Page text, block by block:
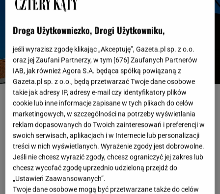
Elninho, fot. shutterstock/autor
Kawa to napój, który towarzyszy nam każdego dnia,
dostarczając nie tylko energii, ale i przyjemności z jej
smaku oraz aromatu. Istnieje wiele sposobów na jej
przygotowanie, a każdy z nich wydobywa inny
charakter tego napoju. Wśród popularnych metod
parzenia kawy wyróżniają się te tradycyjne, jak
Droga Użytkowniczko, Drogi Użytkowniku,
jeśli wyrazisz zgodę klikając „Akceptuję”, Gazeta.pl sp. z o.o.
oraz jej Zaufani Partnerzy, w tym [676] Zaufanych Partnerów
IAB, jak również Agora S.A. będąca spółką powiązaną z
Gazeta.pl sp. z o.o., będą przetwarzać Twoje dane osobowe
takie jak adresy IP, adresy e-mail czy identyfikatory plików
cookie lub inne informacje zapisane w tych plikach do celów
marketingowych, w szczególności na potrzeby wyświetlania
reklam dopasowanych do Twoich zainteresowań i preferencji w
swoich serwisach, aplikacjach i w Internecie lub personalizacji
treści w nich wyświetlanych. Wyrażenie zgody jest dobrowolne.
Jeśli nie chcesz wyrazić zgody, chcesz ograniczyć jej zakres lub
chcesz wycofać zgodę uprzednio udzieloną przejdź do
„Ustawień Zaawansowanych”.
Twoje dane osobowe mogą być przetwarzane także do celów